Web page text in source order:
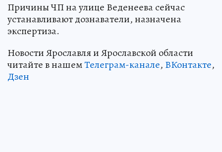
Причины ЧП на улице Веденеева сейчас
устанавливают дознаватели, назначена
экспертиза.
Новости Ярославля и Ярославской области
читайте в нашемТелеграм-канале, ВКонтакте,
Дзен